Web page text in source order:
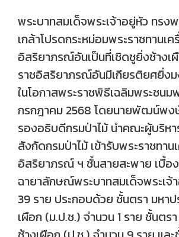
พระบาทสมเด็จพระเจ้าอยู่หัว ทรง
เกล้าโปรดกระหม่อมพระราชทานเ
อิสริยาภรณ์อันเป็นที่เชิดชูยิ่งช้างเ
ราชอิสริยาภรณ์อันมีเกียรติยศยิ่งม
ในโอกาสพระราชพิธีเฉลิมพระชน
กรกฎาคม 2568 โดยนายพัฒน์พ
รองอธิบดีกรมป่าไม้ นำคณะผู้บริหาร
สังกัดกรมป่าไม้ เข้ารับพระราชทาน
อิสริยาภรณ์ ฯ ชั้นสายสะพาย เบื้อ
ฉายาลักษณ์พระบาทสมเด็จพระเจ้
39 ราย ประกอบด้วย ชั้นตรา มหา
เผือก (ม.ป.ช.) จำนวน 1 ราย ชั้นต